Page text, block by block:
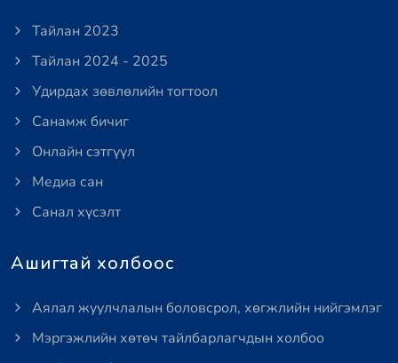
Тайлан 2023
Тайлан 2024 - 2025
Удирдах зөвлөлийн тогтоол
Санамж бичиг
Онлайн сэтгүүл
Медиа сан
Санал хүсэлт
Ашигтай холбоос
Аялал жуулчлалын боловсрол, хөгжлийн нийгэмлэг
Мэргэжлийн хөтөч тайлбарлагчдын холбоо